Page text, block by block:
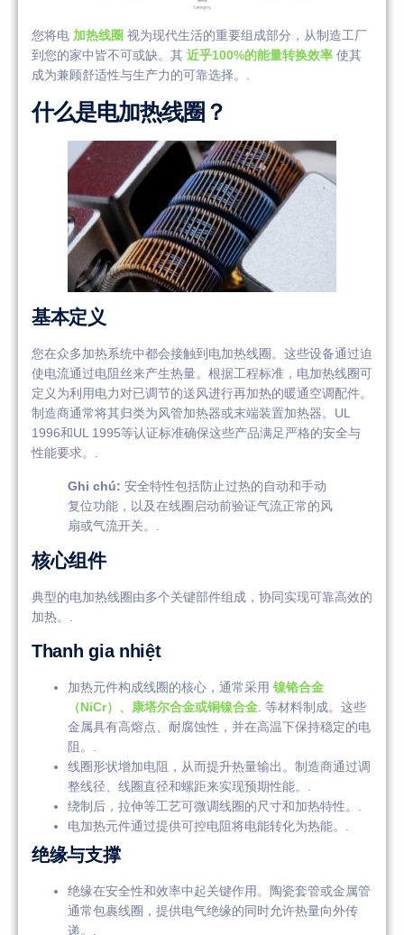
您将电 加热线圈 视为现代生活的重要组成部分，从制造工厂
到您的家中皆不可或缺。其 近乎100%的能量转换效率 使其
成为兼顾舒适性与生产力的可靠选择。.
什么是电加热线圈？
基本定义
您在众多加热系统中都会接触到电加热线圈。这些设备通过迫
使电流通过电阻丝来产生热量。根据工程标准，电加热线圈可
定义为利用电力对已调节的送风进行再加热的暖通空调配件。
制造商通常将其归类为风管加热器或末端装置加热器。UL
1996和UL 1995等认证标准确保这些产品满足严格的安全与
性能要求。.
Ghi chú: 安全特性包括防止过热的自动和手动
复位功能，以及在线圈启动前验证气流正常的风
扇或气流开关。.
核心组件
典型的电加热线圈由多个关键部件组成，协同实现可靠高效的
加热。.
Thanh gia nhiệt
加热元件构成线圈的核心，通常采用 镍铬合金
（NiCr）、康塔尔合金或铜镍合金. 等材料制成。这些
金属具有高熔点、耐腐蚀性，并在高温下保持稳定的电
阻。.
线圈形状增加电阻，从而提升热量输出。制造商通过调
整线径、线圈直径和螺距来实现预期性能。.
绕制后，拉伸等工艺可微调线圈的尺寸和加热特性。.
电加热元件通过提供可控电阻将电能转化为热能。.
绝缘与支撑
绝缘在安全性和效率中起关键作用。陶瓷套管或金属管
通常包裹线圈，提供电气绝缘的同时允许热量向外传
递。.